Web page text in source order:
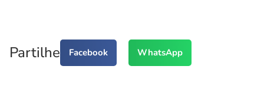
Partilhe Facebook WhatsApp